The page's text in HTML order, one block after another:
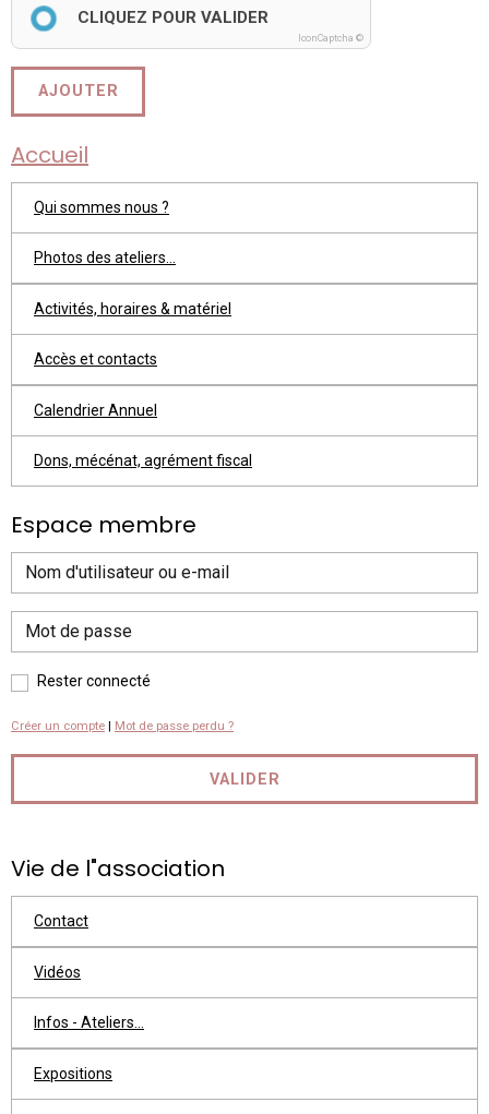
CLIQUEZ POUR VALIDER
IconCaptcha ©
AJOUTER
Accueil
Qui sommes nous ?
Photos des ateliers...
Activités, horaires & matériel
Accès et contacts
Calendrier Annuel
Dons, mécénat, agrément fiscal
Espace membre
Rester connecté
Créer un compte Mot de passe perdu ?
VALIDER
Vie de l"association
Contact
Vidéos
Infos - Ateliers...
Expositions